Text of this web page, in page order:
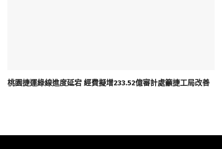
桃園捷運綠線進度延宕 經費擬增233.52億審計處籲捷工局改善